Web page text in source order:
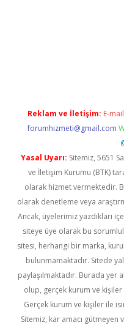
Reklam ve İletişim: E-
forumhizmeti@gmail.com
Yasal Uyarı: Sitemiz, 5651
ve İletişim Kurumu (BTK)
olarak hizmet vermektedir.
olarak denetleme veya
Ancak, üyelerimiz yazdıkları
siteye üye olarak bu
sitesi, herhangi bir marka,
bulunmamaktadır. Sitede
paylaşılmaktadır. Burada yer
olup, gerçek kurum ve kişiler
Gerçek kurum ve kişiler ile
Sitemiz, kar amacı